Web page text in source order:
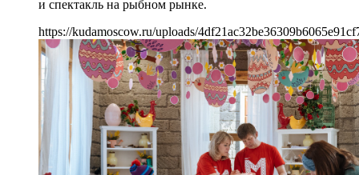
и спектакль на рыбном рынке.
https://kudamoscow.ru/uploads/